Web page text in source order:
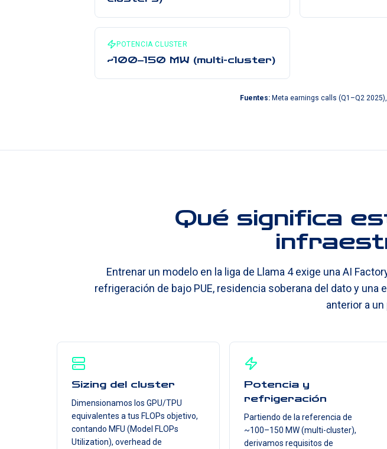
POTENCIA CLUSTER
~100–150 MW (multi-cluster)
Fuentes: Meta earnings calls (Q1–Q2
Qué significa
Entrenar un modelo en la liga de Llama 4 exige una AI
refrigeración de bajo PUE, residencia soberana del dato y
anterior a
Sizing del cluster
Dimensionamos los GPU/TPU
equivalentes a tus FLOPs objetivo,
contando MFU (Model FLOPs
Utilization), overhead de
Potencia y
refrigeración
Partiendo de la referencia de
~100–150 MW (multi-cluster),
derivamos requisitos de